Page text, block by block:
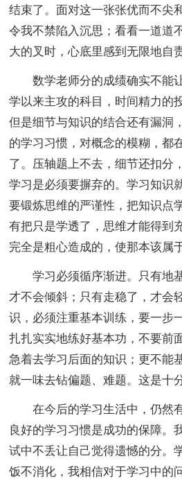
结束了。面对这一张张优而不尖
令我不禁陷入沉思；看看一道道
大的叉时，心底里感到无限地
数学老师分的成绩确实不能
学以来主攻的科目，时间精力的
但是细节与知识的结合还有漏洞
的学习习惯，对概念的模糊，都
了。压轴题上不去，细节还扣分
学习是必须要摒弃的。学习知识
要锻炼思维的严谨性，把知识点
有把只是学透了，思维才能得到
完全是粗心造成的，使那本该属
学习必须循序渐进。只有地
才不会倾斜；只有走稳了，才会
识，必须注重基本训练，要一步
扎扎实实地练好基本功，不要前
急着去学习后面的知识；更不能
就一味去钻偏题、难题。这是十
在今后的学习生活中，仍然有
良好的学习习惯是成功的保障。
试中不丢让自己觉得遗憾的分。
饭不消化，我相信对于学习中的